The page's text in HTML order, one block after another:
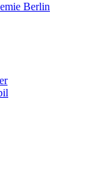
Berlin